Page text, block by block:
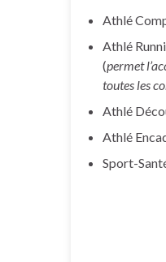
Athlé
Athlé
(permet
toutes les
Athlé
Athlé
Sport-